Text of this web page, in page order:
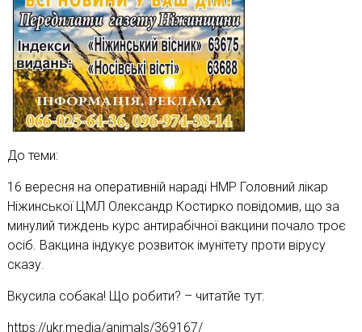
До теми:
16 вересня на оперативній нараді НМР Головний лікар
Ніжинської ЦМЛ Олександр Костирко повідомив, що за
минулий тиждень курс антирабічної вакцини почало троє
осіб. Вакцина індукує розвиток імунітету проти вірусу
сказу.
Вкусила собака! Що робити? – читатйе тут:
https://ukr.media/animals/369167/